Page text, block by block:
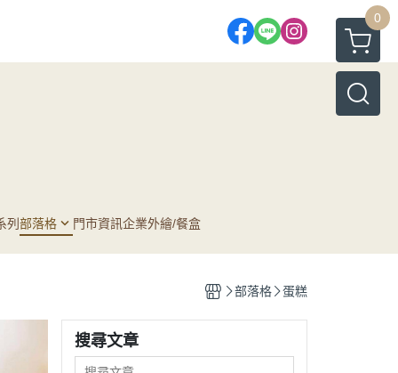
0
列 部落格
品
門市資訊企業外繪/餐盒
部落格 蛋糕
搜尋文章